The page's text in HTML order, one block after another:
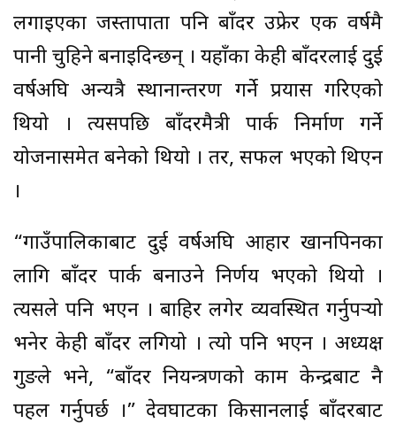
लगाइएका जस्तापाता पनि बाँदर उफ्रेर एक वर्षमै
पानी चुहिने बनाइदिन्छन् । यहाँका केही बाँदरलाई दुई
वर्षअघि अन्यत्रै स्थानान्तरण गर्ने प्रयास गरिएको
थियो । त्यसपछि बाँदरमैत्री पार्क निर्माण गर्ने
योजनासमेत बनेको थियो । तर, सफल भएको थिएन
।
“गाउँपालिकाबाट दुई वर्षअघि आहार खानपिनका
लागि बाँदर पार्क बनाउने निर्णय भएको थियो ।
त्यसले पनि भएन । बाहिर लगेर व्यवस्थित गर्नुपर्‍यो
भनेर केही बाँदर लगियो । त्यो पनि भएन । अध्यक्ष
गुरुङले भने, “बाँदर नियन्त्रणको काम केन्द्रबाट नै
पहल गर्नुपर्छ ।” देवघाटका किसानलाई बाँदरबाट